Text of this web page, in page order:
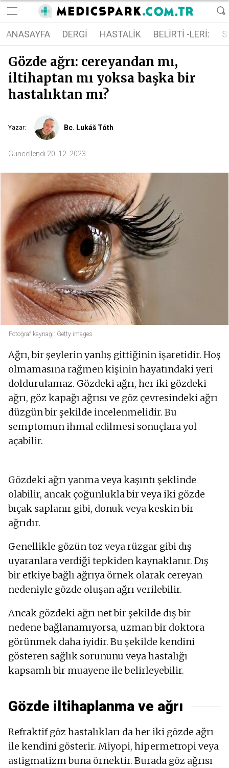
ANASAYFA DERGI HASTALIK BELIRTI -LERI:
Gözde ağrı: cereyandan mı,
iltihaptan mı yoksa başka bir
hastalıktan mı?
Yazar: Bc. Lukáš Tóth
Güncellendi 20. 12. 2023
Fotoğraf kaynağı: Getty images
Ağrı, bir şeylerin yanlış gittiğinin işaretidir. Hoş
olmamasına rağmen kişinin hayatındaki yeri
doldurulamaz. Gözdeki ağrı, her iki gözdeki
ağrı, göz kapağı ağrısı ve göz çevresindeki ağrı
düzgün bir şekilde incelenmelidir. Bu
semptomun ihmal edilmesi sonuçlara yol
açabilir.
Gözdeki ağrı yanma veya kaşıntı şeklinde
olabilir, ancak çoğunlukla bir veya iki gözde
bıçak saplanır gibi, donuk veya keskin bir
ağrıdır.
Genellikle gözün toz veya rüzgar gibi dış
uyaranlara verdiği tepkiden kaynaklanır. Dış
bir etkiye bağlı ağrıya örnek olarak cereyan
nedeniyle gözde oluşan ağrı verilebilir.
Ancak gözdeki ağrı net bir şekilde dış bir
nedene bağlanamıyorsa, uzman bir doktora
görünmek daha iyidir. Bu şekilde kendini
gösteren sağlık sorununu veya hastalığı
kapsamlı bir muayene ile belirleyebilir.
Gözde iltihaplanma ve ağrı
Refraktif göz hastalıkları da her iki gözde ağrı
ile kendini gösterir. Miyopi, hipermetropi veya
astigmatizm buna örnektir. Burada göz ağrısı